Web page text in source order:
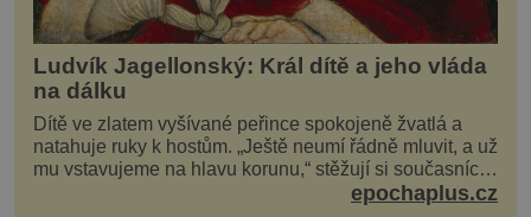
Ludvík Jagellonský: Král dítě a jeho vláda
na dálku
Dítě ve zlatem vyšívané peřince spokojeně žvatlá a
natahuje ruky k hostům. „Ještě neumí řádně mluvit, a už
mu vstavujeme na hlavu korunu,“ stěžují si současníci,
pro které je k neuvěření, že droboučký princ se dnes
epochaplus.cz